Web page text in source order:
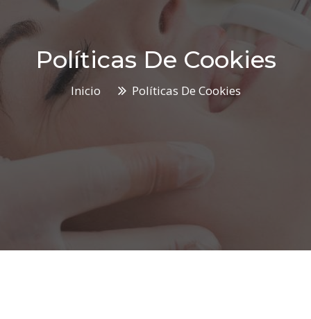
Políticas De Cookies
Inicio Políticas De Cookies